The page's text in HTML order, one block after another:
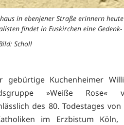
in ebenjener Straße erinnern
findet in Euskirchen eine
Scholl
Kuchenheimer
»Weiße Rose«
des 80. Todestages
im Erzbistum Köln,